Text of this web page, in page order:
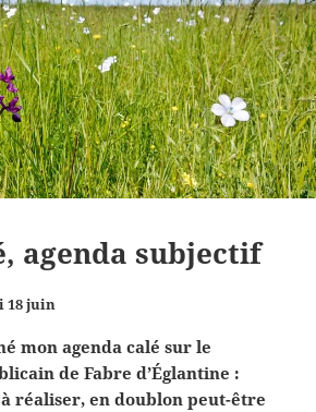
agenda subjectif
18 juin
mon agenda calé sur le
de Fabre d’Églantine :
réaliser, en doublon peut-être